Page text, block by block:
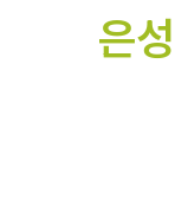
은성